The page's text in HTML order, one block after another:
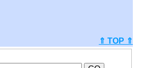
⇑ TOP ⇑